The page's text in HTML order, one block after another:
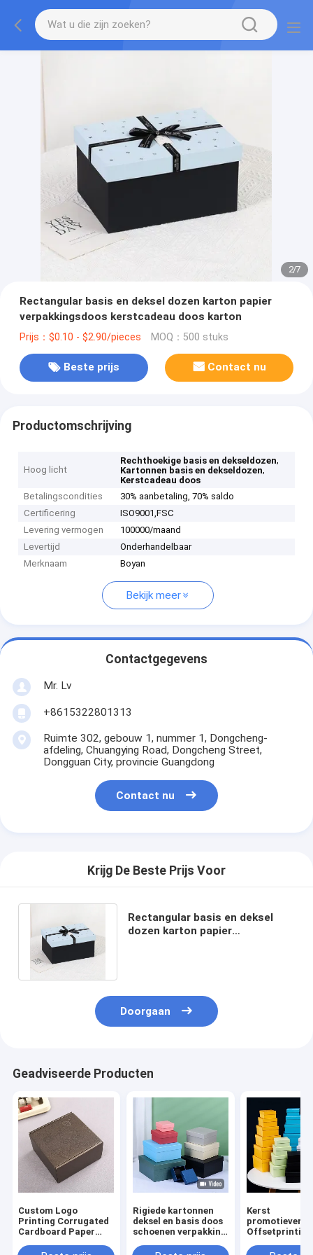
2/7
Rectangular basis en deksel dozen karton papier
verpakkingsdoos kerstcadeau doos karton
Prijs：$0.10 - $2.90/pieces MOQ：500 stuks
Beste prijs Contact nu
Productomschrijving
Hoog licht
Rechthoekige basis en dekseldozen,
Kartonnen basis en dekseldozen,
Kerstcadeau doos
Betalingscondities
30% aanbetaling, 70% saldo
Certificering
ISO9001,‌FSC
Levering vermogen
100000/maand
Levertijd
Onderhandelbaar
Merknaam
Boyan
Bekijk meer
Contactgegevens
Mr. Lv
+8615322801313
Ruimte 302, gebouw 1, nummer 1, Dongcheng-
afdeling, Chuangying Road, Dongcheng Street,
Dongguan City, provincie Guangdong
Contact nu
Krijg De Beste Prijs Voor
Rectangular basis en deksel
dozen karton papier
Doorgaan
Geadviseerde Producten
Custom Logo
Printing Corrugated
Cardboard Paper
Carton Shipping
Rigiede kartonnen
deksel en basis doos
schoenen verpakking
Custom tweeszijdig
Kerst
Offsetprinting